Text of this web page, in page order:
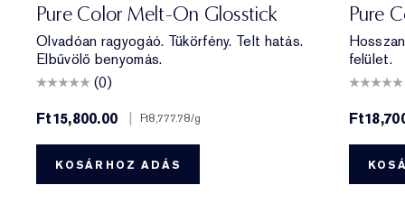
Pure Color Melt-On Glosstick
Olvadóan ragyogáó. Tükörfény. Telt hatás.
Elbűvölő benyomás.
(0)
Ft15,800.00
| Ft8,777.78/g
KOSÁRHOZ ADÁS
Pure
felület.